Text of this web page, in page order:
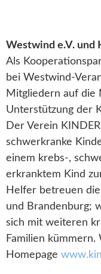
Westwind e.V. und
Als
bei Westwind-
Mitgliedern auf die
Unterstützung der
Der Verein
schwerkranke
einem krebs-,
erkranktem Kind
Helfer betreuen
und Brandenburg;
sich mit weiteren
Familien
Homepage